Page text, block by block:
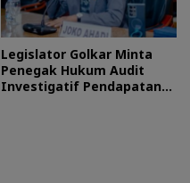
Legislator Golkar Minta
Penegak Hukum Audit
Investigatif Pendapatan